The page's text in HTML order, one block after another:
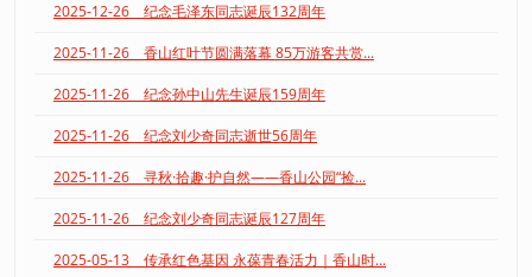
2025-12-26 纪念毛泽东同志诞辰132周年
2025-11-26 香山红叶节圆满落幕 85万游客共赏...
2025-11-26 纪念孙中山先生诞辰159周年
2025-11-26 纪念刘少奇同志逝世56周年
2025-11-26 寻秋·拾趣·护自然——香山公园“捡...
2025-11-26 纪念刘少奇同志诞辰127周年
2025-05-13 传承红色基因 永葆青春活力｜香山时...